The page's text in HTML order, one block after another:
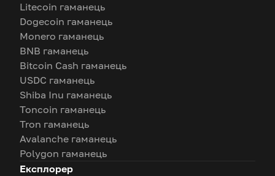
Litecoin гаманець
Dogecoin гаманець
Monero гаманець
BNB гаманець
Bitcoin Cash гаманець
USDC гаманець
Shiba Inu гаманець
Toncoin гаманець
Tron гаманець
Avalanche гаманець
Polygon гаманець
Експлорер